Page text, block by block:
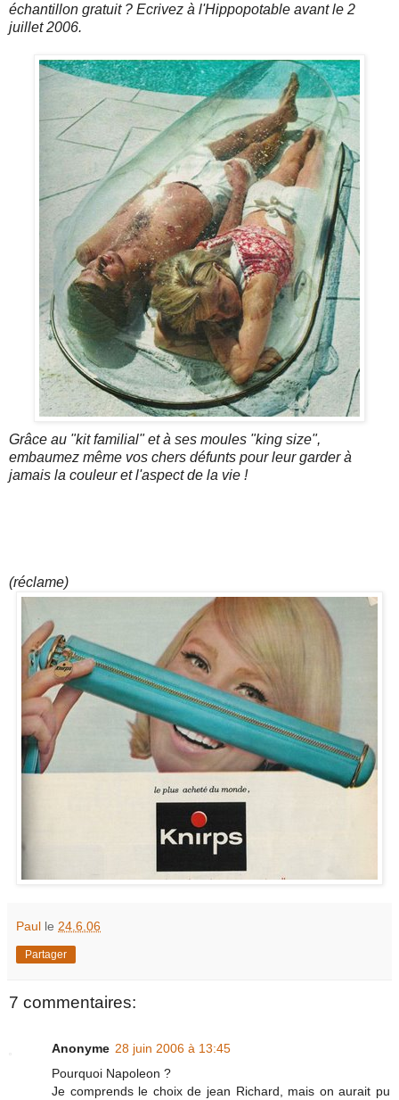
échantillon gratuit ? Ecrivez à l'Hippopotable avant le 2
juillet 2006.
Grâce au "kit familial" et à ses moules "king size",
embaumez même vos chers défunts pour leur garder à
jamais la couleur et l'aspect de la vie !
(réclame)
Paul le 24.6.06
Partager
7 commentaires:
Anonyme 28 juin 2006 à 13:45
Pourquoi Napoleon ?
Je comprends le choix de jean Richard, mais on aurait pu